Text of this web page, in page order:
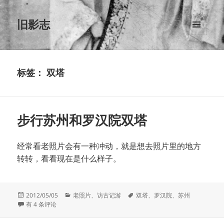
旧影志
菜单和
挂件
标签：双塔
步行苏州和罗汉院双塔
经常看老照片会有一种冲动，就是想去照片里的地方
转转，看看现在是什么样子。
发
布
2012/05/05
分
老照片、访古记游
标
双塔、 罗汉院、苏州
步行苏州和罗汉院双塔
有 4 条评论